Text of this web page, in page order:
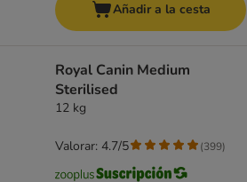
Añadir a la cesta
Royal Canin Medium
Sterilised
12 kg
Valorar: 4.7/5 (399)